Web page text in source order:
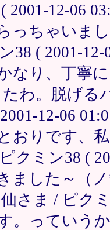
( 2001-12-06
っちゃいま
38 ( 2001-12-
なり、丁寧
わ。脱げる
12-06
おりです、
クミン38 (
ました～（
さま / ピク
。っていう